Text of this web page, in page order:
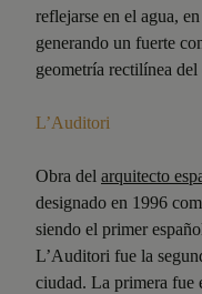
reflejarse en el agua,
generando un fuerte
geometría rectilínea
L’Auditori
Obra del arquitecto
designado en 1996
siendo el primer
L’Auditori fue la
ciudad. La primera fue